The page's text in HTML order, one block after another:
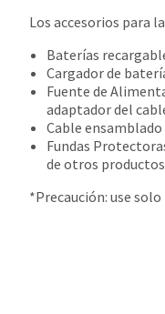
Los accesorios para
Baterías
Cargador de
Fuente de
adaptador del
Cable ensamblado
Fundas
de otros
*Precaución: use